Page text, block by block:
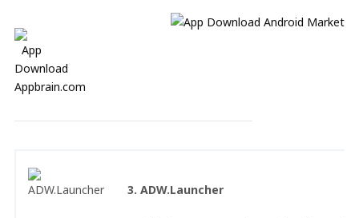
3. ADW.Launcher